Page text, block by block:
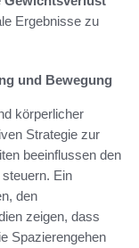
Ergebnisse zu
und Bewegung
körperlicher
Strategie zur
beeinflussen den
Ein
den
zeigen, dass
Spazierengehen